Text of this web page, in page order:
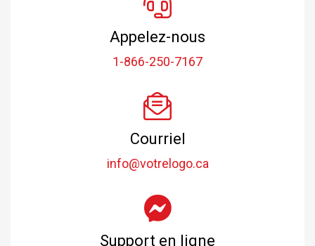
Appelez-nous
1-866-250-7167
Courriel
info@votrelogo.ca
Support en ligne